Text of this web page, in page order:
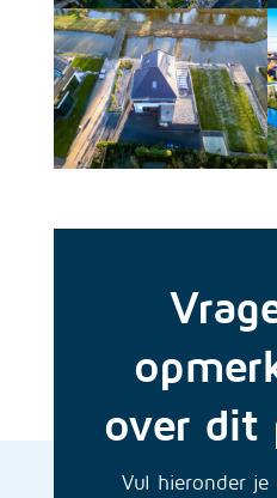
over dit
Vul hieronder je